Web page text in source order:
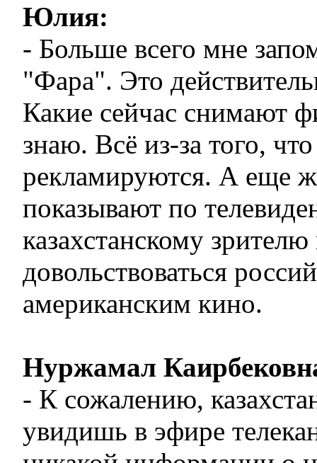
Юлия:
- Больше всего мне
"Фара". Это
Какие сейчас снимают
знаю. Всё из-за того,
рекламируются. А еще
показывают по
казахстанскому
довольствоваться
американским кино.
Нуржамал
- К сожалению,
увидишь в эфире